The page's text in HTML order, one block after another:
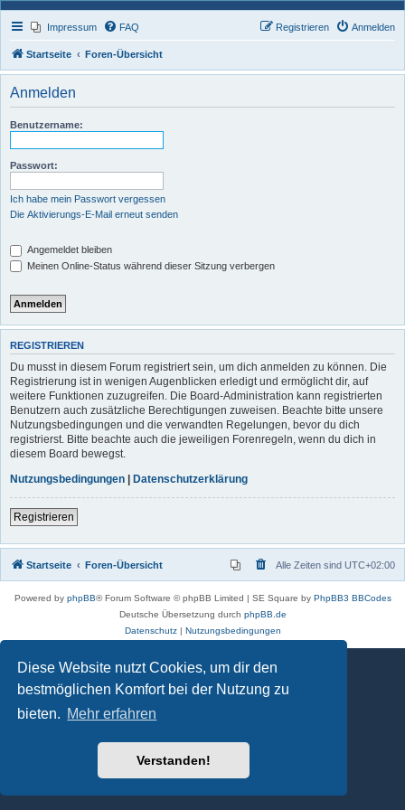
Diese Website nutzt Cookies, um dir den
bestmöglichen Komfort bei der Nutzung zu
bieten. Mehr erfahren
Verstanden!
Impressum FAQ Anmelden
Registrieren
Startseite Foren-Übersicht
Anmelden
Benutzername:
Passwort:
Ich habe mein Passwort vergessen
Die Aktivierungs-E-Mail erneut senden
Angemeldet bleiben
Meinen Online-Status während dieser Sitzung verbergen
REGISTRIEREN
Du musst in diesem Forum registriert sein, um dich anmelden zu können. Die
Registrierung ist in wenigen Augenblicken erledigt und ermöglicht dir, auf
weitere Funktionen zuzugreifen. Die Board-Administration kann registrierten
Benutzern auch zusätzliche Berechtigungen zuweisen. Beachte bitte unsere
Nutzungsbedingungen und die verwandten Regelungen, bevor du dich
registrierst. Bitte beachte auch die jeweiligen Forenregeln, wenn du dich in
diesem Board bewegst.
Nutzungsbedingungen | Datenschutzerklärung
Registrieren
Startseite Foren-Übersicht Alle Zeiten sind UTC+02:00
Powered by phpBB® Forum Software © phpBB Limited | SE Square by PhpBB3 BBCodes
Deutsche Übersetzung durch phpBB.de
Datenschutz| Nutzungsbedingungen